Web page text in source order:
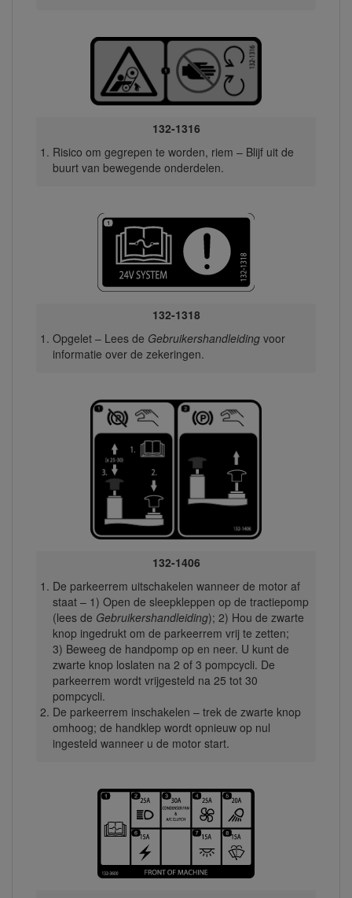
132-1316
Risico om gegrepen te worden, riem – Blijf uit de
buurt van bewegende onderdelen.
132-1318
Opgelet – Lees de Gebruikershandleidingvoor
informatie over de zekeringen.
132-1406
De parkeerrem uitschakelen wanneer de motor af
staat – 1) Open de sleepkleppen op de tractiepomp
(lees de Gebruikershandleiding); 2) Hou de zwarte
knop ingedrukt om de parkeerrem vrij te zetten;
3) Beweeg de handpomp op en neer. U kunt de
zwarte knop loslaten na 2 of 3 pompcycli. De
parkeerrem wordt vrijgesteld na 25 tot 30
pompcycli.
De parkeerrem inschakelen – trek de zwarte knop
omhoog; de handklep wordt opnieuw op nul
ingesteld wanneer u de motor start.